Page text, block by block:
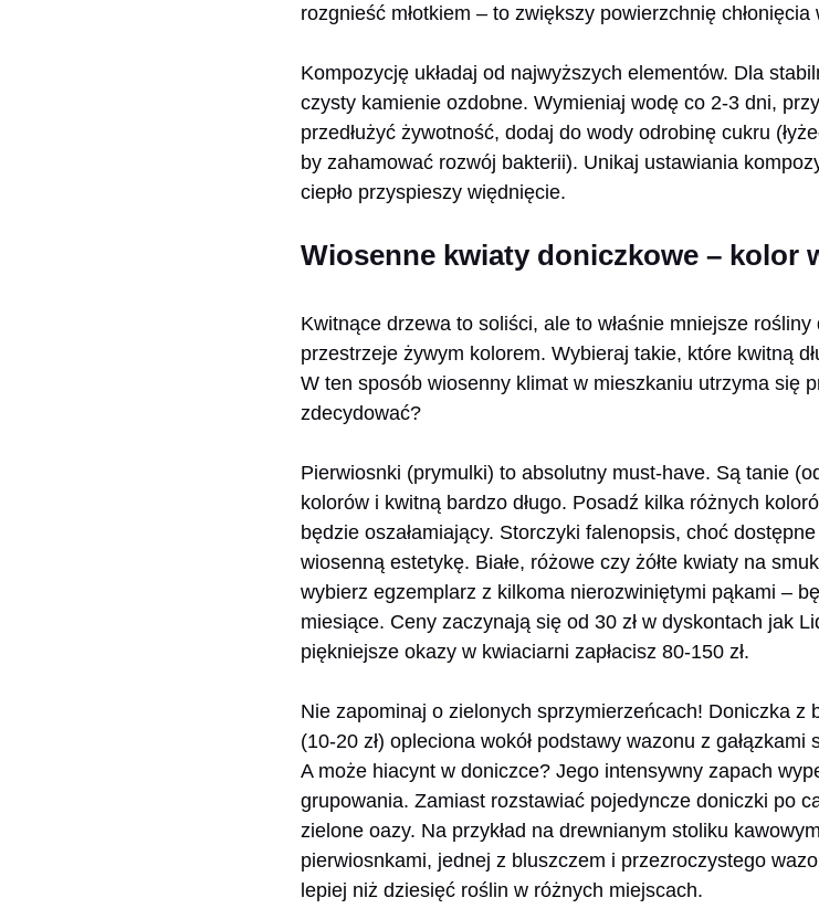
rozgnieść młotkiem – to zwiększy powierzchnię chłonięcia
Kompozycję układaj od najwyższych elementów. Dla
czysty kamienie ozdobne. Wymieniaj wodę co 2-3 dni,
przedłużyć żywotność, dodaj do wody odrobinę cukru
by zahamować rozwój bakterii). Unikaj ustawiania
ciepło przyspieszy więdnięcie.
Wiosenne kwiaty doniczkowe – kolor
Kwitnące drzewa to soliści, ale to właśnie mniejsze rośliny
przestrzeje żywym kolorem. Wybieraj takie, które kwitną
W ten sposób wiosenny klimat w mieszkaniu utrzyma się
zdecydować?
Pierwiosnki (prymulki) to absolutny must-have. Są tanie
kolorów i kwitną bardzo długo. Posadź kilka różnych
będzie oszałamiający. Storczyki falenopsis, choć
wiosenną estetykę. Białe, różowe czy żółte kwiaty na
wybierz egzemplarz z kilkoma nierozwiniętymi pąkami –
miesiące. Ceny zaczynają się od 30 zł w dyskontach jak
piękniejsze okazy w kwiaciarni zapłacisz 80-150 zł.
Nie zapominaj o zielonych sprzymierzeńcach! Doniczka z
(10-20 zł) opleciona wokół podstawy wazonu z
A może hiacynt w doniczce? Jego intensywny zapach
grupowania. Zamiast rozstawiać pojedyncze doniczki po
zielone oazy. Na przykład na drewnianym stoliku
pierwiosnkami, jednej z bluszczem i przezroczystego
lepiej niż dziesięć roślin w różnych miejscach.